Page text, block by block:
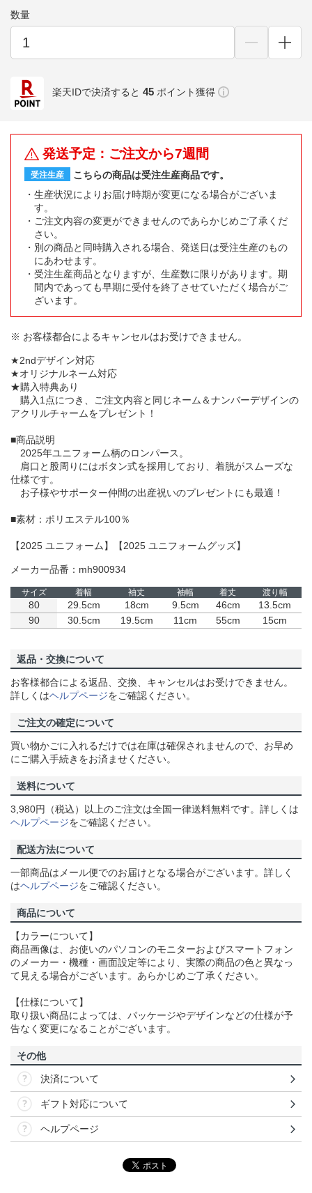
数量
楽天IDで決済すると 45 ポイント獲得
発送予定：ご注文から7週間
受注生産
こちらの商品は受注生産商品です。
生産状況によりお届け時期が変更になる場合がございま
す。
ご注文内容の変更ができませんのであらかじめご了承くだ
さい。
別の商品と同時購入される場合、発送日は受注生産のもの
にあわせます。
受注生産商品となりますが、生産数に限りがあります。期
間内であっても早期に受付を終了させていただく場合がご
ざいます。
※ お客様都合によるキャンセルはお受けできません。
★2ndデザイン対応
★オリジナルネーム対応
★購入特典あり
購入1点につき、ご注文内容と同じネーム＆ナンバーデザインの
アクリルチャームをプレゼント！
■商品説明
2025年ユニフォーム柄のロンパース。
肩口と股周りにはボタン式を採用しており、着脱がスムーズな
仕様です。
お子様やサポーター仲間の出産祝いのプレゼントにも最適！
■素材：ポリエステル100％
【2025 ユニフォーム】【2025 ユニフォームグッズ】
メーカー品番：mh900934
サイズ 着幅 袖丈 袖幅 着丈 渡り幅
80 29.5cm 18cm 9.5cm 46cm
13.5cm
90
30.5cm 19.5cm 11cm 55cm 15cm
返品・交換について
お客様都合による返品、交換、キャンセルはお受けできません。
詳しくはヘルプページをご確認ください。
ご注文の確定について
買い物かごに入れるだけでは在庫は確保されませんので、お早め
にご購入手続きをお済ませください。
送料について
3,980円（税込）以上のご注文は全国一律送料無料です。詳しくは
ヘルプページをご確認ください。
配送方法について
一部商品はメール便でのお届けとなる場合がございます。詳しく
はヘルプページをご確認ください。
商品について
【カラーについて】
商品画像は、お使いのパソコンのモニターおよびスマートフォン
のメーカー・機種・画面設定等により、実際の商品の色と異なっ
て見える場合がございます。あらかじめご了承ください。
【仕様について】
取り扱い商品によっては、パッケージやデザインなどの仕様が予
告なく変更になることがございます。
その他
決済について
ギフト対応について
ヘルプページ